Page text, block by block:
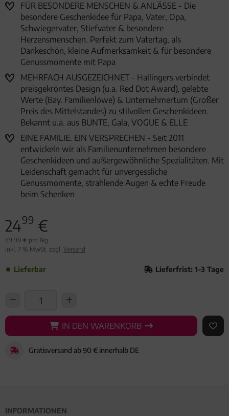
FÜR BESONDERE MENSCHEN & ANLÄSSE - Die
besondere Geschenkidee für Papa, Vater, Opa,
Schwiegervater, Stiefvater & besondere
Herzensmenschen. Perfekt zum Vatertag, als
Dankeschön, kleine Aufmerksamkeit & für besondere
Genussmomente mit Papa
MEHRFACH AUSGEZEICHNET - Hallingers verbindet
preisgekröntes Design (u.a. Red Dot Award), gelebte
Werte (Bay. Familienlöwe) & Unternehmertum (Großer
Preis des Mittelstandes) zu stilvollen Geschenkideen.
Bekannt u.a. aus BUNTE, Gala, VOGUE & ELLE
EINE FAMILIE. EIN VERSPRECHEN - Seit 2011
entwickeln wir als Familienunternehmen besondere
Geschenkideen und außergewöhnliche Spezialitäten. Mit
Leidenschaft gemacht für unvergessliche
Genussmomente, strahlende Augen & echte Freude
beim Schenken
2499 €
49,98 € pro 1kg
inkl. 7 % MwSt. zzgl. Versand
Lieferbar Lieferfrist: 1-3 Tage
IN DEN WARENKORB
IN DEN WARENKORB AUF
Gratisversand ab 90 € innerhalb DE
INFORMATIONEN